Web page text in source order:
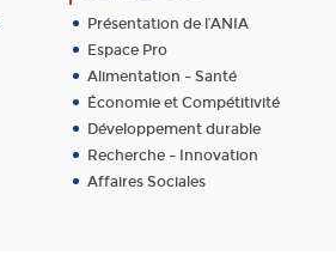
Présentation de l’ANIA
Espace Pro
Alimentation – Santé
Économie et Compétitivité
Développement durable
Recherche – Innovation
Affaires Sociales